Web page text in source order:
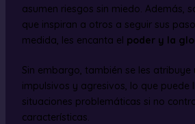
asumen riesgos sin miedo. Además,
que inspiran a otros a seguir sus
medida, les encanta el poder y la
Sin embargo, también se les atribuye
impulsivos y agresivos, lo que puede
situaciones problemáticas si no
características.